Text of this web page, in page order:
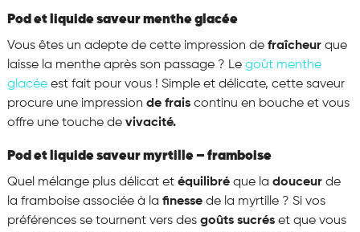
Pod et liquide saveur menthe glacée
Vous êtes un adepte de cette impression de fraîcheur que
laisse la menthe après son passage ? Le goût menthe
glacéeest fait pour vous ! Simple et délicate, cette saveur
procure une impression de fraiscontinu en bouche et vous
offre une touche de vivacité.
Pod et liquide saveur myrtille – framboise
Quel mélange plus délicat et équilibré que la douceur de
la framboise associée à la finesse de la myrtille ? Si vos
préférences se tournent vers des goûts sucréset que vous